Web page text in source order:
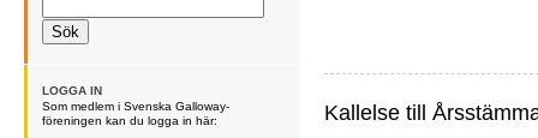
LOGGA IN
Som medlem i Svenska Galloway-
föreningen kan du logga in här:
Kallelse till